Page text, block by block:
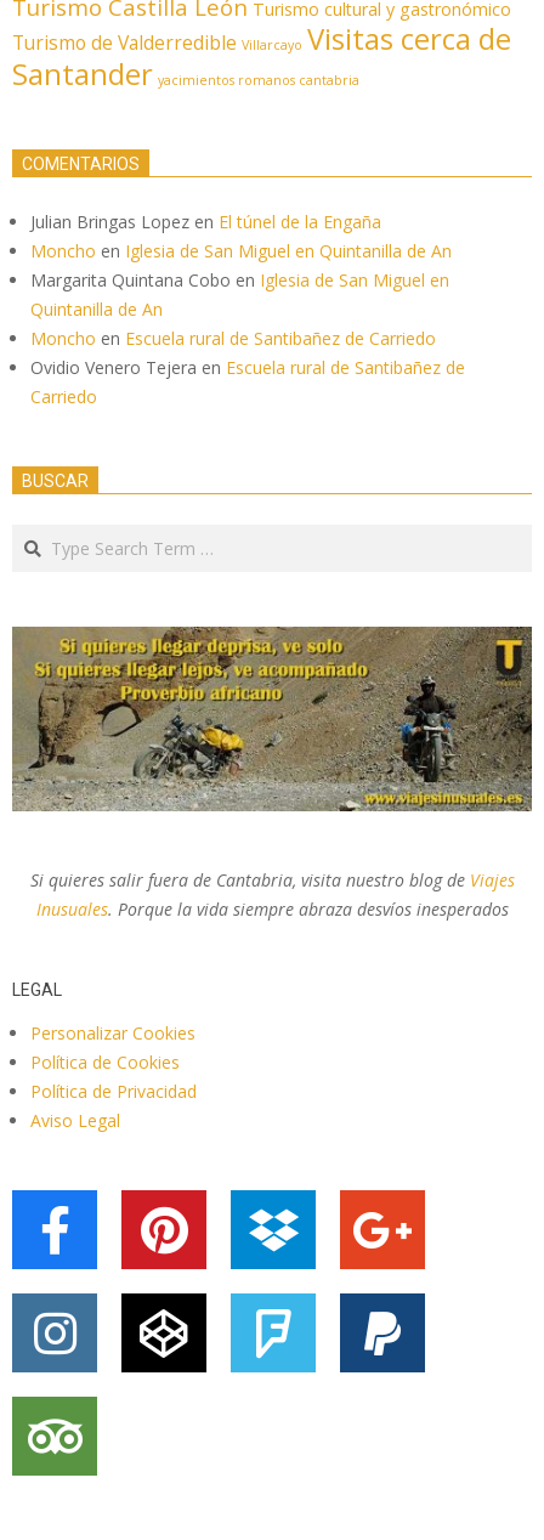
Turismo Castilla León Turismo cultural y gastronómico
Turismo de Valderredible Villarcayo Visitas cerca de
Santander yacimientos romanos cantabria
COMENTARIOS
Julian Bringas Lopez en El túnel de la Engaña
Moncho en Iglesia de San Miguel en Quintanilla de An
Margarita Quintana Cobo en Iglesia de San Miguel en
Quintanilla de An
Moncho en Escuela rural de Santibañez de Carriedo
Ovidio Venero Tejera en Escuela rural de Santibañez de
Carriedo
BUSCAR
Search
Si quieres salir fuera de Cantabria, visita nuestro blog de Viajes
Inusuales. Porque la vida siempre abraza desvíos inesperados
LEGAL
Personalizar Cookies
Política de Cookies
Política de Privacidad
Aviso Legal